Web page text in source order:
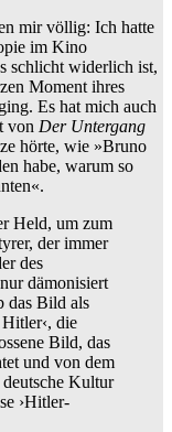
mir völlig: Ich hatte
im Kino
schlicht widerlich ist,
Moment ihres
Es hat mich auch
von Der Untergang
hörte, wie »Bruno
habe, warum so
Held, um zum
der immer
des
dämonisiert
das Bild als
die
Bild, das
und von dem
deutsche Kultur
›Hitler-